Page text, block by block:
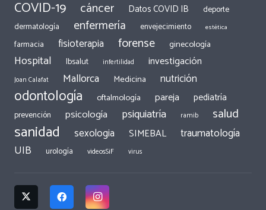
COVID-19 cáncer Datos COVID IB
deporte
dermatología
enfermería envejecimiento estética
farmacia fisioterapia forense ginecología
Hospital Ibsalut infertilidad investigación
Joan Calafat Mallorca Medicina nutrición
odontología oftalmología pareja pediatría
prevención psicología psiquiatría ramib salud
sanidad sexologia SIMEBAL traumatología
UIB urología videosSiF virus